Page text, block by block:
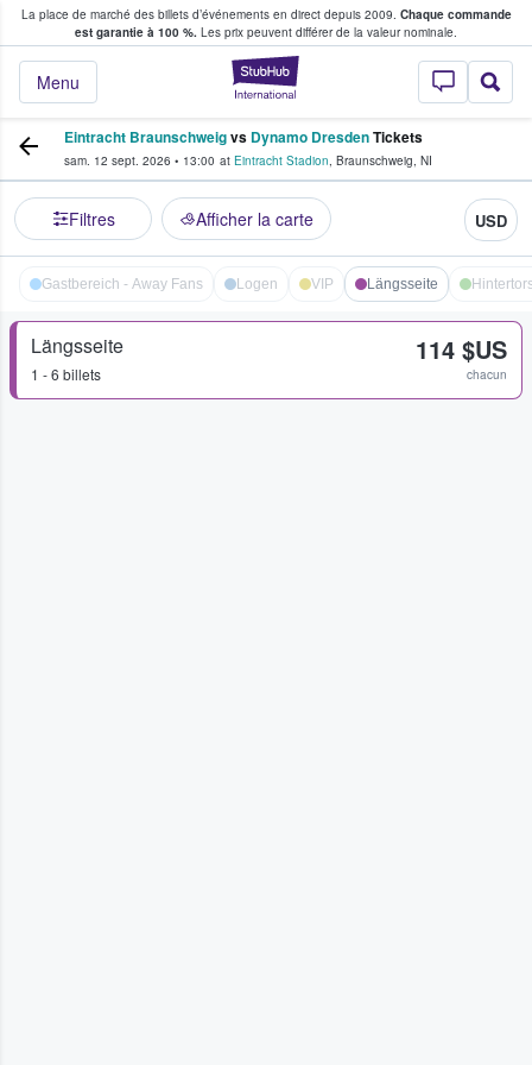
La place de marché des billets d’événements en direct depuis 2009. Chaque commande
est garantie à 100 %. Les prix peuvent différer de la valeur nominale.
StubHub - Où
Menu
fans achètent et vendent des billets
Eintracht Braunschweigvs Dynamo DresdenTickets
sam. 12 sept. 2026 • 13:00 at Eintracht Stadion, Braunschweig, NI
Filtres Afficher la carte USD
Gastbereich - Away Fans Logen VIP Längsseite
Längsseite
1 - 6 billets
114 $US
chacun